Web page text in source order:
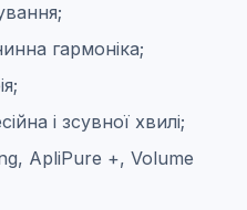
гармоніка;
і зсувної хвилі;
ApliPure +, Volume